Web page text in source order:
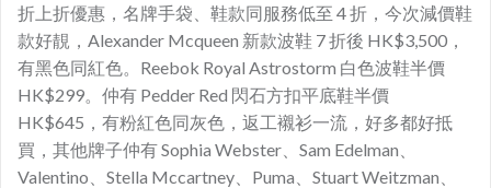
折上折優惠，名牌手袋、鞋款同服務低至 4 折，今次減價鞋
款好靚，Alexander Mcqueen 新款波鞋 7 折後 HK$3,500，
有黑色同紅色。Reebok Royal Astrostorm 白色波鞋半價
HK$299。仲有 Pedder Red 閃石方扣平底鞋半價
HK$645，有粉紅色同灰色，返工襯衫一流，好多都好抵
買，其他牌子仲有 Sophia Webster、Sam Edelman、
Valentino、Stella Mccartney、Puma、Stuart Weitzman、